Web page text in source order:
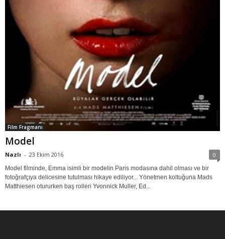
Film Fragmanı
Model
Nazlı - 23 Ekim 2016 0
Model filminde, Emma isimli bir modelin Paris modasına dahil olması ve bir
fotoğrafçıya delicesine tutulması hikaye ediliyor... Yönetmen koltuğuna Mads
Matthiesen otururken baş rolleri Yvonnick Muller, Ed...